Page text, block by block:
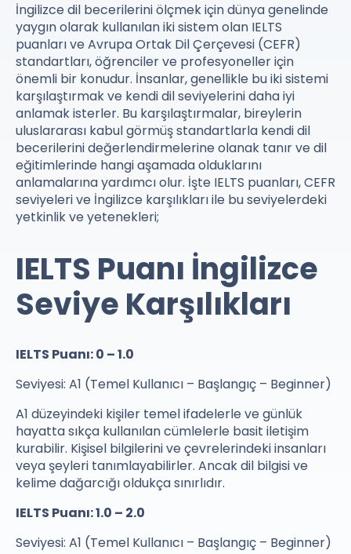
İngilizce dil becerilerini ölçmek için dünya genelinde
yaygın olarak kullanılan iki sistem olan IELTS
puanları ve Avrupa Ortak Dil Çerçevesi (CEFR)
standartları, öğrenciler ve profesyoneller için
önemli bir konudur. İnsanlar, genellikle bu iki sistemi
karşılaştırmak ve kendi dil seviyelerini daha iyi
anlamak isterler. Bu karşılaştırmalar, bireylerin
uluslararası kabul görmüş standartlarla kendi dil
becerilerini değerlendirmelerine olanak tanır ve dil
eğitimlerinde hangi aşamada olduklarını
anlamalarına yardımcı olur. İşte IELTS puanları, CEFR
seviyeleri ve İngilizce karşılıkları ile bu seviyelerdeki
yetkinlik ve yetenekleri;
IELTS Puanı İngilizce
Seviye Karşılıkları
IELTS Puanı: 0 – 1.0
Seviyesi: A1 (Temel Kullanıcı – Başlangıç – Beginner)
A1 düzeyindeki kişiler temel ifadelerle ve günlük
hayatta sıkça kullanılan cümlelerle basit iletişim
kurabilir. Kişisel bilgilerini ve çevrelerindeki insanları
veya şeyleri tanımlayabilirler. Ancak dil bilgisi ve
kelime dağarcığı oldukça sınırlıdır.
IELTS Puanı: 1.0 – 2.0
Seviyesi: A1 (Temel Kullanıcı – Başlangıç – Beginner)